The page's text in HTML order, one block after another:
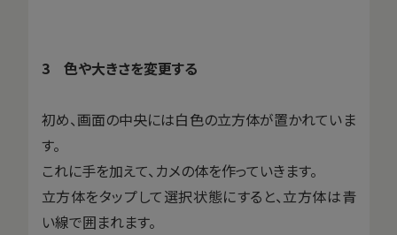
3 色や大きさを変更する
初め、画面の中央には白色の立方体が置かれていま
す。
これに手を加えて、カメの体を作っていきます。
立方体をタップして選択状態にすると、立方体は青
い線で囲まれます。